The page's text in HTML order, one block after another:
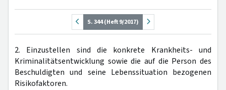
S. 344 (Heft 9/2017)
2. Einzustellen sind die konkrete Krankheits- und
Kriminalitätsentwicklung sowie die auf die Person des
Beschuldigten und seine Lebenssituation bezogenen
Risikofaktoren.